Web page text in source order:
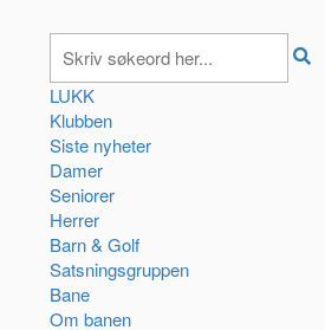
LUKK
Klubben
Siste nyheter
Damer
Seniorer
Herrer
Barn & Golf
Satsningsgruppen
Bane
Om banen